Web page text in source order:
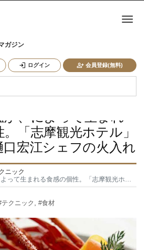
ガジン
ログイン 会員登録(無料)
ナ
か、によって生まれ
「志摩観光ホテル」
宏江シェフの火入れ
ニック
食感の個性。「志摩観光ホテル」総料理長 樋口宏江シェフの火入れ
テクニック, #食材